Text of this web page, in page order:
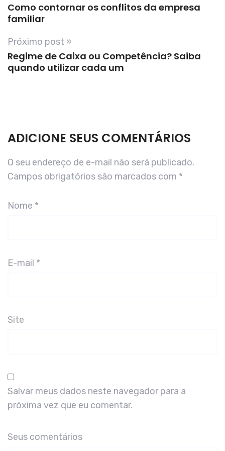
Como contornar os conflitos da empresa
familiar
Próximo post »
Regime de Caixa ou Competência? Saiba
quando utilizar cada um
ADICIONE SEUS COMENTÁRIOS
O seu endereço de e-mail não será publicado.
Campos obrigatórios são marcados com *
Nome *
E-mail *
Site
Salvar meus dados neste navegador para a
próxima vez que eu comentar.
Seus comentários